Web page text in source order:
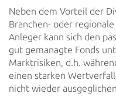
Neben dem Vorteil der
Branchen- oder
Anleger kann sich den
gut gemanagte Fonds
Marktrisiken, d.h.
einen starken
nicht wieder